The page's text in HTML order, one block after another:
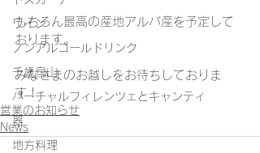
ワイン
ノンアルコールドリンク
千歳烏山
バーチャルフィレンツェとキャンティ
器
地方料理
もちろん最高の産地アルバ産を予定して
おります。
みなさまのお越しをお待ちしておりま
す！
営業のお知らせ
News